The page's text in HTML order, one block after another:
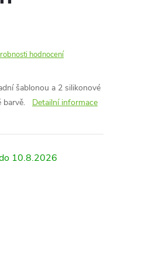
hodnocení
šablonou a 2 silikonové
barvě.
Detailní informace
10.8.2026